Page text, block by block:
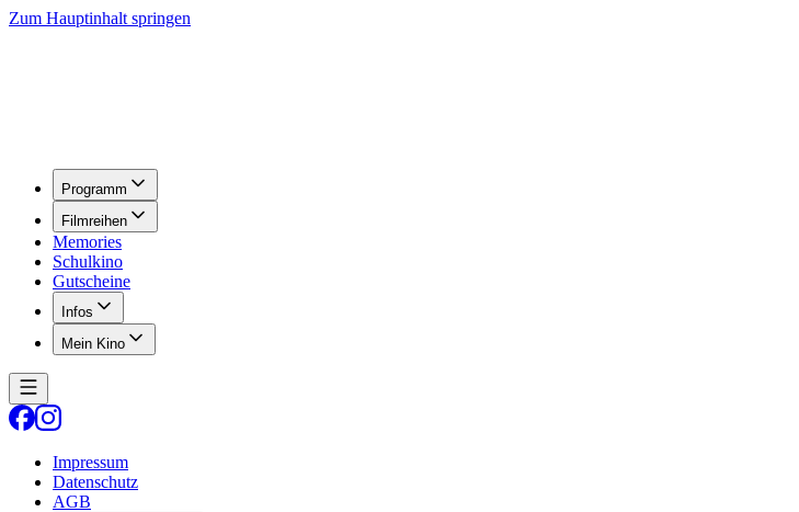
Zum Hauptinhalt springen
Programm
Filmreihen
Memories
Schulkino
Gutscheine
Infos
Mein Kino
Impressum
Datenschutz
AGB